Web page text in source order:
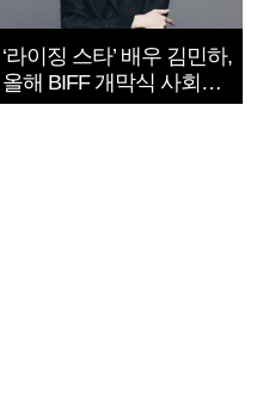
‘라이징 스타’ 배우 김민하,
올해 BIFF 개막식 사회자
확정